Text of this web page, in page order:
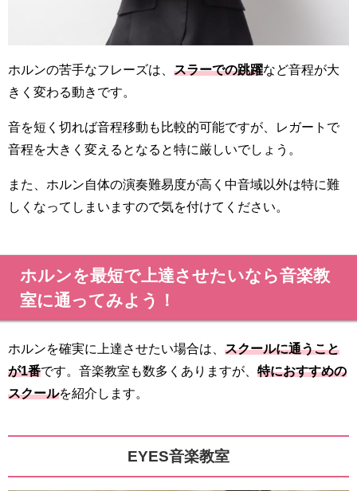
ホルンの苦手なフレーズは、 スラーでの跳躍など音程が大
きく変わる動きです。
音を短く切れば音程移動も比較的可能ですが、レガートで
音程を大きく変えるとなると特に厳しいでしょう。
また、ホルン自体の演奏難易度が高く中音域以外は特に難
しくなってしまいますので気を付けてください。
ホルンを最短で上達させたいなら音楽教
室に通ってみよう！
ホルンを確実に上達させたい場合は、 スクールに通うこと
が1番です。音楽教室も数多くありますが、 特におすすめの
スクールを紹介します。
EYES音楽教室